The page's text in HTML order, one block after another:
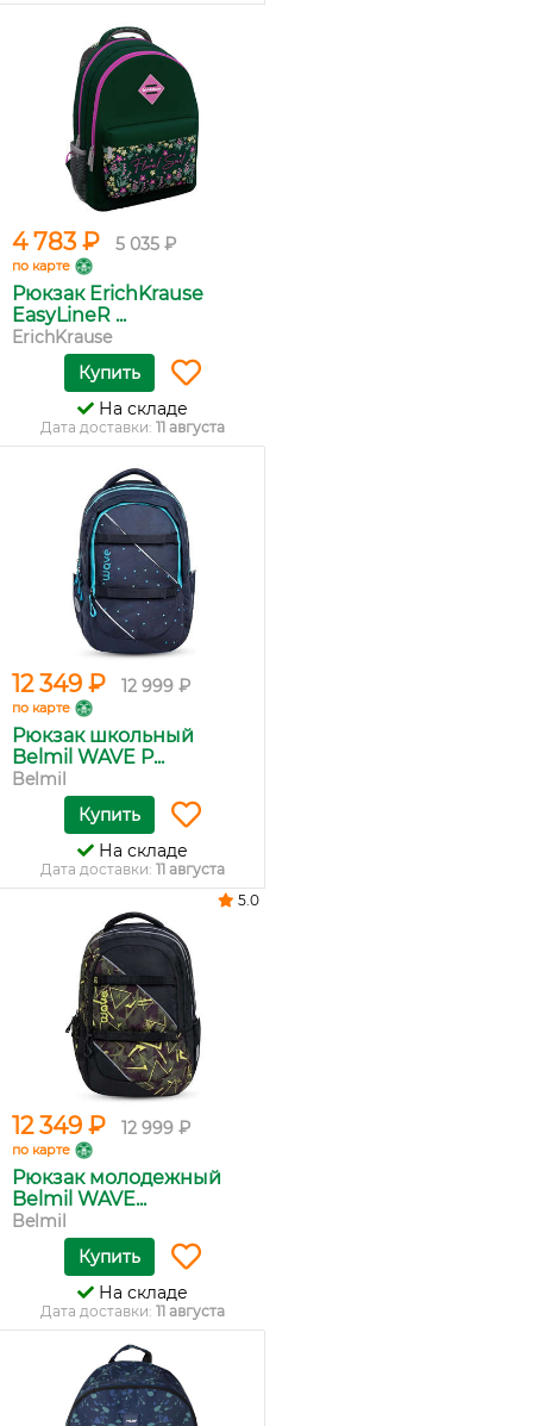
4 783 ₽ 5 035 ₽
по карте
Рюкзак ErichKrause
EasyLineR ...
ErichKrause
Купить
На складе
Дата доставки: 11 августа
12 349 ₽ 12 999 ₽
по карте
Рюкзак школьный
Belmil WAVE P...
Belmil
Купить
На складе
Дата доставки: 11 августа
12 349 ₽ 12 999 ₽
по карте
Рюкзак молодежный
Belmil WAVE...
Belmil
5.0
Купить
На складе
Дата доставки: 11 августа